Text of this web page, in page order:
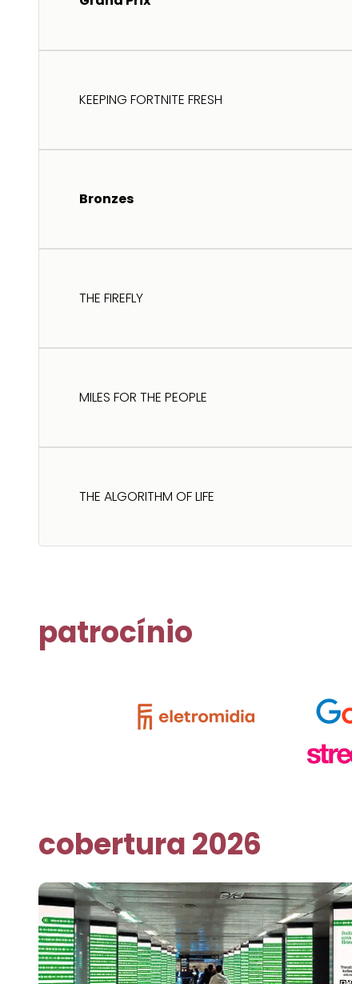
KEEPING FORTNITE FRESH
Bronzes
THE FIREFLY
MILES FOR THE PEOPLE
THE ALGORITHM OF LIFE
patrocínio
cobertura 2026